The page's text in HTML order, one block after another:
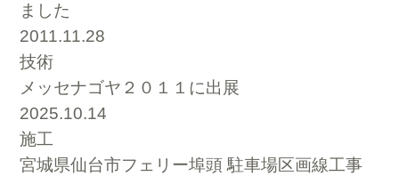
ました
2011.11.28
技術
メッセナゴヤ２０１１に出展
2025.10.14
施工
宮城県仙台市フェリー埠頭 駐車場区画線工事